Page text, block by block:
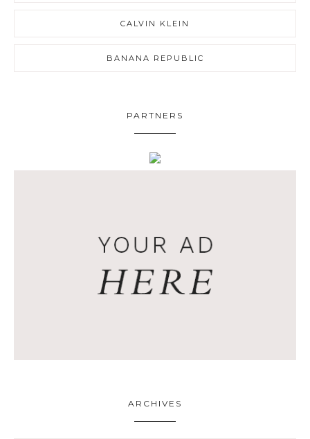
CALVIN KLEIN
BANANA REPUBLIC
PARTNERS
ARCHIVES